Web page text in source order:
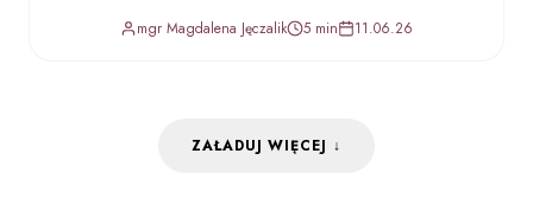
mgr Magdalena Jęczalik 5 min 11.06.26
ZAŁADUJ WIĘCEJ ↓